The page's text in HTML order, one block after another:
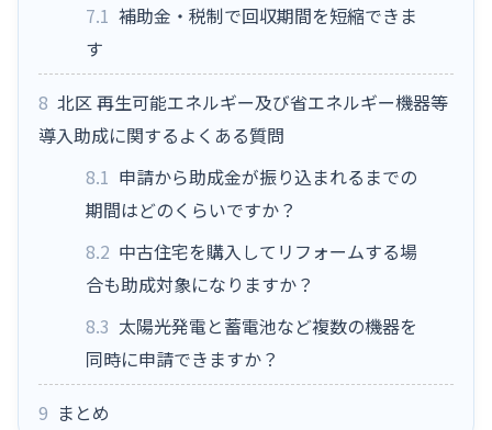
7.1 補助金・税制で回収期間を短縮できま
す
8 北区 再生可能エネルギー及び省エネルギー機器等
導入助成に関するよくある質問
8.1 申請から助成金が振り込まれるまでの
期間はどのくらいですか？
8.2 中古住宅を購入してリフォームする場
合も助成対象になりますか？
8.3 太陽光発電と蓄電池など複数の機器を
同時に申請できますか？
9 まとめ